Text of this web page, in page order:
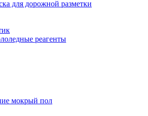
для дорожной разметки
реагенты
мокрый пол